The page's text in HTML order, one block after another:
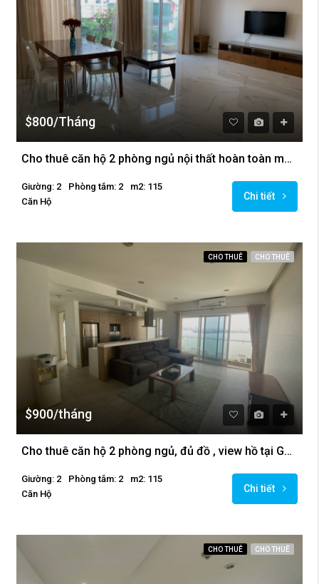
$800/Tháng
Cho thuê căn hộ 2 phòng ngủ nội thất hoàn toàn mới tại Golden Westlake
Giường: 2 Phòng tắm: 2
m2: 115
Căn Hộ
Chi tiết
CHO THUÊ CHO THUÊ
$900/tháng
Cho thuê căn hộ 2 phòng ngủ, đủ đồ , view hồ tại Golden Westlake.
Giường: 2 Phòng tắm: 2
m2: 115
Căn Hộ
Chi tiết
CHO THUÊ CHO THUÊ